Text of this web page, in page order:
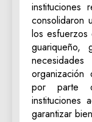
instituciones
consolidaron
los esfuerzos
guariqueño,
por parte
instituciones
garantizar